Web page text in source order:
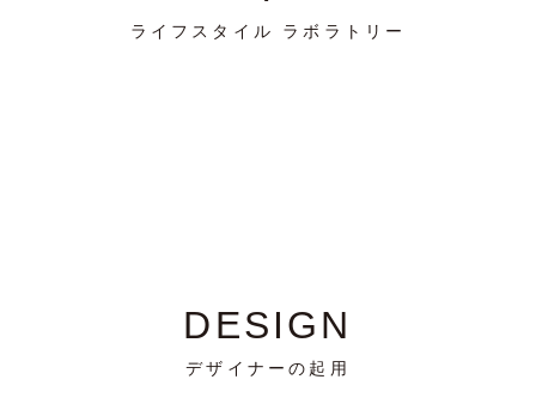
ライフスタイル ラボラトリー
DESIGN
デザイナーの起用